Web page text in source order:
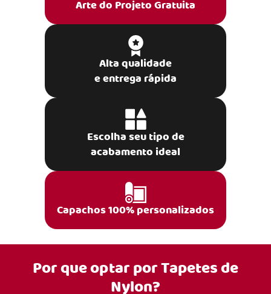
Arte do Projeto Gratuita
Alta qualidade
e entrega rápida
Escolha seu tipo de
acabamento ideal
Capachos 100% personalizados
Por que optar porTapetes de
Nylon?